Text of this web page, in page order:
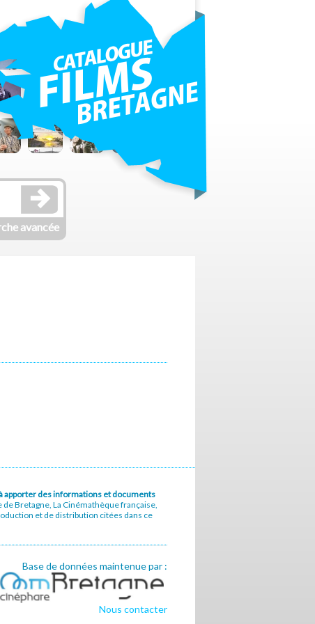
avancée
apporter des informations et documents
Bretagne, La Cinémathèque française,
et de distribution citées dans ce
Base de données maintenue par :
Nous contacter